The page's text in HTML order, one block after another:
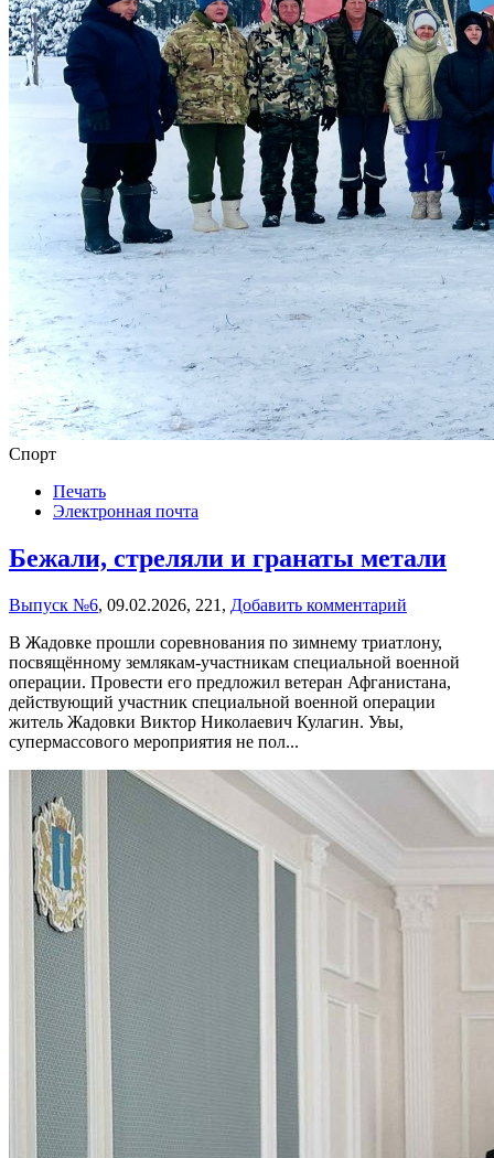
Спорт
Печать
Электронная почта
Бежали, стреляли и гранаты метали
Выпуск №6, 09.02.2026, 221, Добавить комментарий
В Жадовке прошли соревнования по зимнему триатлону,
посвящённому землякам-участникам специальной военной
операции. Провести его предложил ветеран Афганистана,
действующий участник специальной военной операции
житель Жадовки Виктор Николаевич Кулагин. Увы,
супермассового мероприятия не пол...